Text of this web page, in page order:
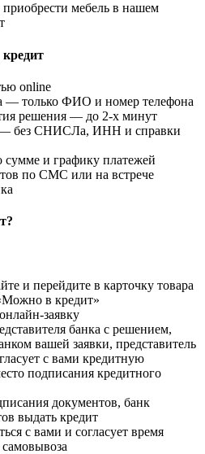
мебель в нашем
online
— только ФИО и номер телефона
решения — до 2-х минут
— без СНИСЛа, ИНН и справки
и графику платежей
по СМС или на встрече
и перейдите в карточку товара
в кредит»
заявку
банка с решением,
вашей заявки, представитель
с вами кредитную
подписания кредитного
документов, банк
выдать кредит
с вами и согласует время